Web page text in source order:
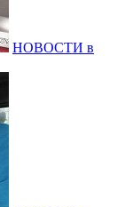
НОВОСТИ в